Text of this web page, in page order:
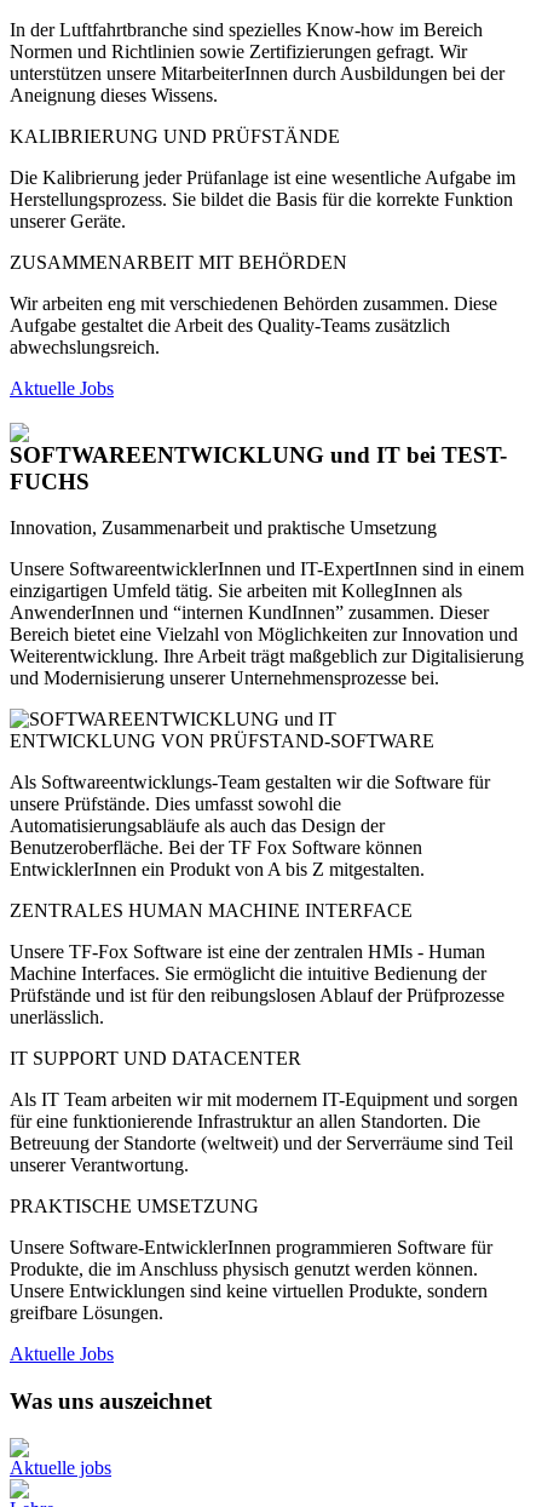
In der Luftfahrtbranche sind spezielles Know-how im Bereich
Normen und Richtlinien sowie Zertifizierungen gefragt. Wir
unterstützen unsere MitarbeiterInnen durch Ausbildungen bei der
Aneignung dieses Wissens.
KALIBRIERUNG UND PRÜFSTÄNDE
Die Kalibrierung jeder Prüfanlage ist eine wesentliche Aufgabe im
Herstellungsprozess. Sie bildet die Basis für die korrekte Funktion
unserer Geräte.
ZUSAMMENARBEIT MIT BEHÖRDEN
Wir arbeiten eng mit verschiedenen Behörden zusammen. Diese
Aufgabe gestaltet die Arbeit des Quality-Teams zusätzlich
abwechslungsreich.
Aktuelle Jobs
SOFTWAREENTWICKLUNG und IT bei TEST-
FUCHS
Innovation, Zusammenarbeit und praktische Umsetzung
Unsere SoftwareentwicklerInnen und IT-ExpertInnen sind in einem
einzigartigen Umfeld tätig. Sie arbeiten mit KollegInnen als
AnwenderInnen und “internen KundInnen” zusammen. Dieser
Bereich bietet eine Vielzahl von Möglichkeiten zur Innovation und
Weiterentwicklung. Ihre Arbeit trägt maßgeblich zur Digitalisierung
und Modernisierung unserer Unternehmensprozesse bei.
ENTWICKLUNG VON PRÜFSTAND-SOFTWARE
Als Softwareentwicklungs-Team gestalten wir die Software für
unsere Prüfstände. Dies umfasst sowohl die
Automatisierungsabläufe als auch das Design der
Benutzeroberfläche. Bei der TF Fox Software können
EntwicklerInnen ein Produkt von A bis Z mitgestalten.
ZENTRALES HUMAN MACHINE INTERFACE
Unsere TF-Fox Software ist eine der zentralen HMIs - Human
Machine Interfaces. Sie ermöglicht die intuitive Bedienung der
Prüfstände und ist für den reibungslosen Ablauf der Prüfprozesse
unerlässlich.
IT SUPPORT UND DATACENTER
Als IT Team arbeiten wir mit modernem IT-Equipment und sorgen
für eine funktionierende Infrastruktur an allen Standorten. Die
Betreuung der Standorte (weltweit) und der Serverräume sind Teil
unserer Verantwortung.
PRAKTISCHE UMSETZUNG
Unsere Software-EntwicklerInnen programmieren Software für
Produkte, die im Anschluss physisch genutzt werden können.
Unsere Entwicklungen sind keine virtuellen Produkte, sondern
greifbare Lösungen.
Aktuelle Jobs
Was uns auszeichnet
Aktuelle jobs